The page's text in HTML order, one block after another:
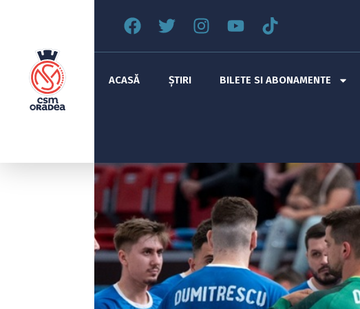
ACASĂ ȘTIRI BILETE SI ABONAMENTE